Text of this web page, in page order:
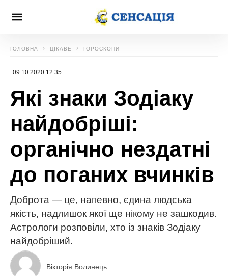
ГОЛОВНА ЦІКАВЕ ГОРОСКОПИ
09.10.2020 12:35
Які знаки Зодіаку
найдобріші:
органічно нездатні
до поганих вчинків
Доброта — це, напевно, єдина людська
якість, надлишок якої ще нікому не зашкодив.
Астрологи розповіли, хто із знаків Зодіаку
найдобріший.
Вікторія Волинець